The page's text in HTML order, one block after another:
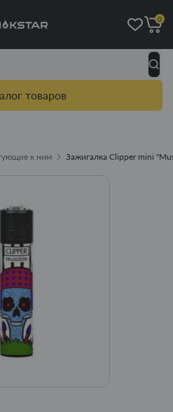
товаров
0
к ним Зажигалка Clipper mini